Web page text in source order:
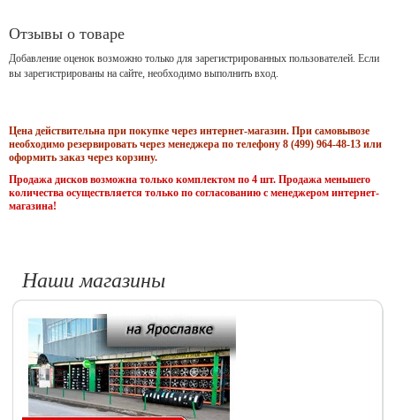
Отзывы о товаре
Добавление оценок возможно только для зарегистрированных пользователей. Если
вы зарегистрированы на сайте, необходимо выполнить вход.
Цена действительна при покупке через интернет-магазин. При самовывозе
необходимо резервировать через менеджера по телефону 8 (499) 964-48-13 или
оформить заказ через корзину.
Продажа дисков возможна только комплектом по 4 шт. Продажа меньшего
количества осуществляется только по согласованию с менеджером интернет-
магазина!
Наши магазины